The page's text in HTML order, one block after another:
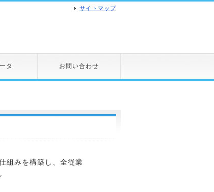
サイトマップ
タ お問い合わせ
組みを構築し、全従業